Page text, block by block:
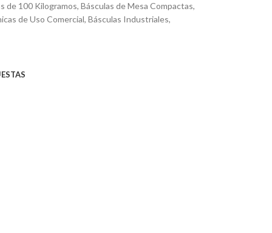
de 100 Kilogramos, Básculas de Mesa Compactas,
de Uso Comercial, Básculas Industriales,